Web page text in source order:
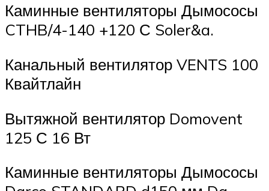
Каминные вентиляторы Дымососы
CTHB/4-140 +120 С Soler&a.
Канальный вентилятор VENTS 100
Квайтлайн
Вытяжной вентилятор Domovent
125 С 16 Вт
Каминные вентиляторы Дымососы